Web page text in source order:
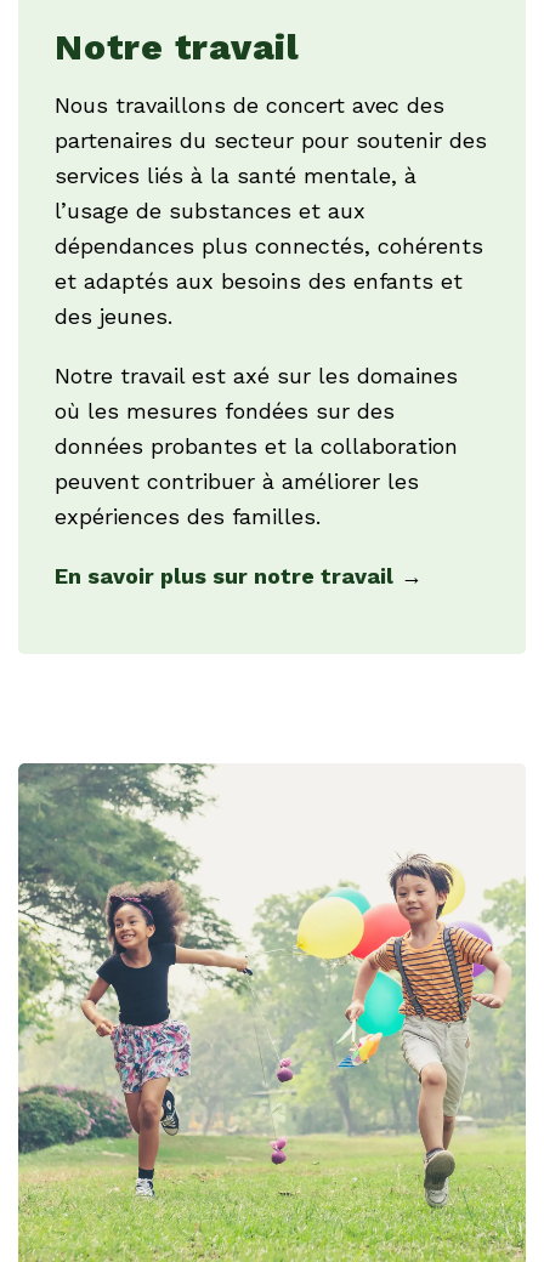
Notre travail
Nous travaillons de concert avec des
partenaires du secteur pour soutenir des
services liés à la santé mentale, à
l’usage de substances et aux
dépendances plus connectés, cohérents
et adaptés aux besoins des enfants et
des jeunes.
Notre travail est axé sur les domaines
où les mesures fondées sur des
données probantes et la collaboration
peuvent contribuer à améliorer les
expériences des familles.
En savoir plus sur notre travail →